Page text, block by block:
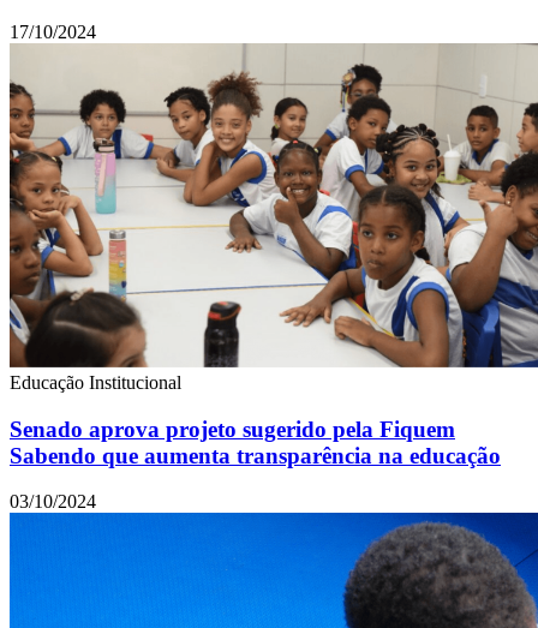
17/10/2024
Educação Institucional
Senado aprova projeto sugerido pela Fiquem
Sabendo que aumenta transparência na educação
03/10/2024